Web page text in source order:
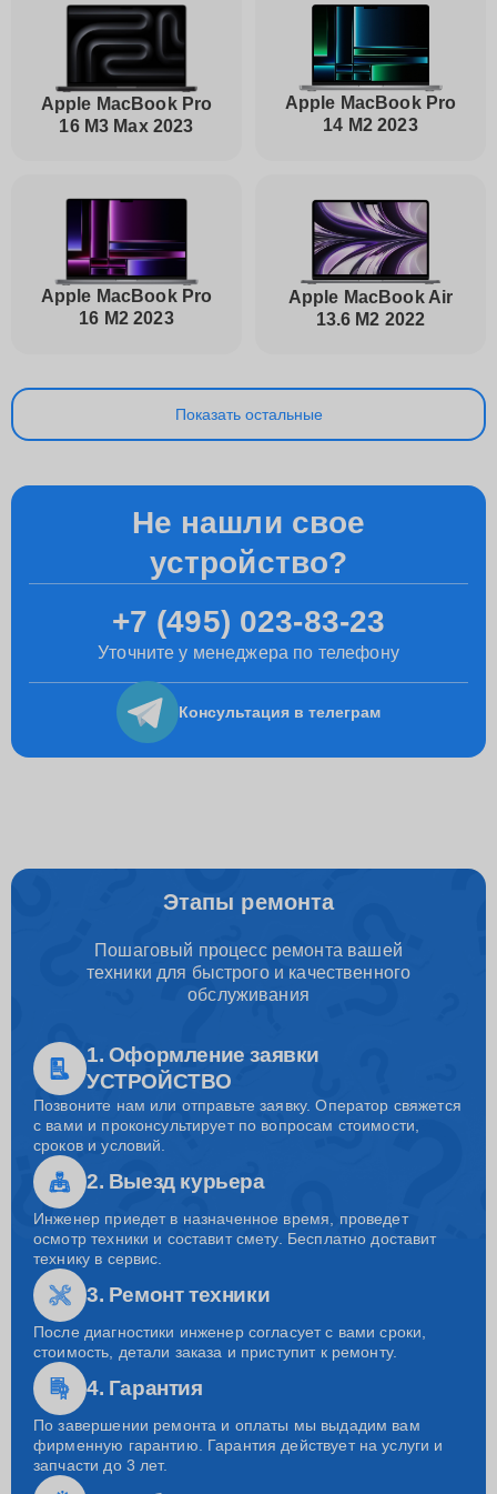
Apple MacBook Pro
16 M3 Max 2023
Apple MacBook Pro
14 M2 2023
Apple MacBook Pro
16 M2 2023
Apple MacBook Air
13.6 M2 2022
Показать остальные
Не нашли свое
устройство?
+7 (495) 023-83-23
Уточните у менеджера по телефону
Консультация в телеграм
Этапы ремонта
Пошаговый процесс ремонта вашей
техники для быстрого и качественного
обслуживания
1. Оформление заявки
УСТРОЙСТВО
Позвоните нам или отправьте заявку. Оператор свяжется
с вами и проконсультирует по вопросам стоимости,
сроков и условий.
2. Выезд курьера
Инженер приедет в назначенное время, проведет
осмотр техники и составит смету. Бесплатно доставит
технику в сервис.
3. Ремонт техники
После диагностики инженер согласует с вами сроки,
стоимость, детали заказа и приступит к ремонту.
4. Гарантия
По завершении ремонта и оплаты мы выдадим вам
фирменную гарантию. Гарантия действует на услуги и
запчасти до 3 лет.